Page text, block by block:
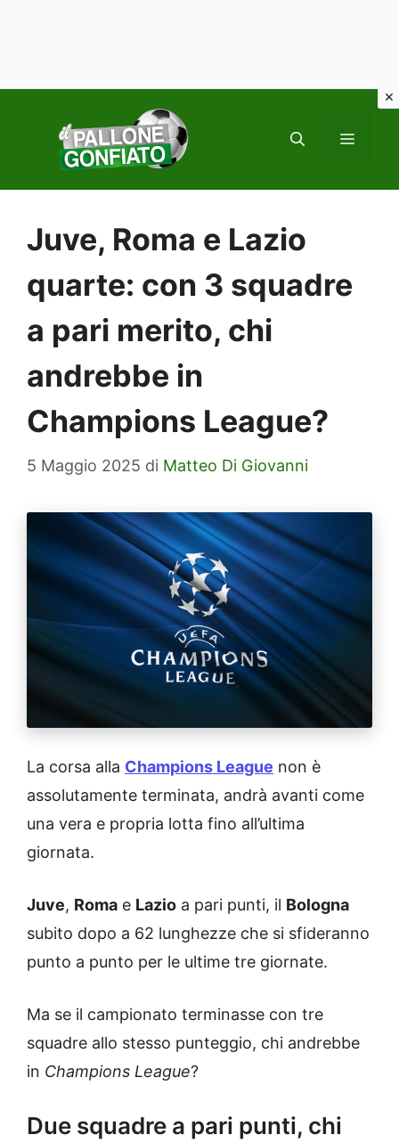
contenuto
MENU
Juve, Roma e Lazio
quarte: con 3 squadre
a pari merito, chi
andrebbe in
Champions League?
5 Maggio 2025 di Matteo Di Giovanni
La corsa alla Champions League non è
assolutamente terminata, andrà avanti come
una vera e propria lotta fino all’ultima
giornata.
Juve, Roma e Lazio a pari punti, il Bologna
subito dopo a 62 lunghezze che si sfideranno
punto a punto per le ultime tre giornate.
Ma se il campionato terminasse con tre
squadre allo stesso punteggio, chi andrebbe
in Champions League?
Due squadre a pari punti, chi